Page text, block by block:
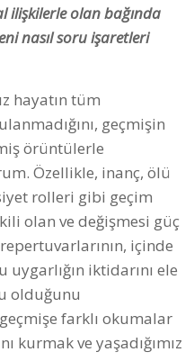
nasıl soru işaretleri
geçmişin
örüntülerle
Özellikle, inanç, ölü
rolleri gibi geçim
olan ve değişmesi güç
içinde
uygarlığın iktidarını ele
olduğunu
farklı okumalar
kurmak ve yaşadığımız
örüntüsünden